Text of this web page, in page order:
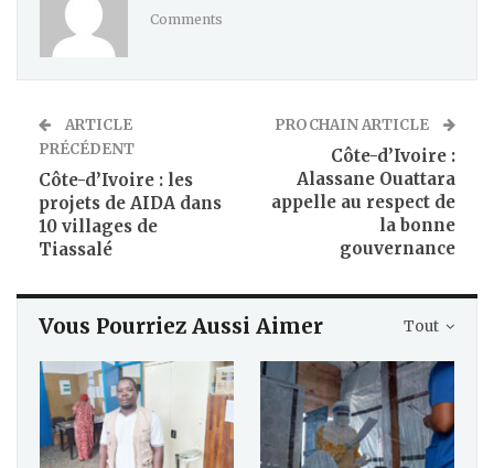
Comments
ARTICLE
PRÉCÉDENT
Côte-d’Ivoire : les
projets de AIDA dans
10 villages de
Tiassalé
PROCHAIN ARTICLE
Côte-d’Ivoire :
Alassane Ouattara
appelle au respect de
la bonne
gouvernance
Tout
Vous Pourriez Aussi Aimer